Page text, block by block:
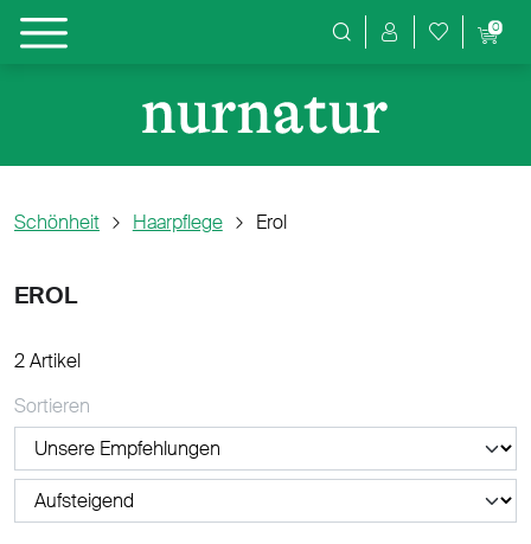
Produktsuche
0
Schönheit Haarpflege Erol
EROL
2 Artikel
Sortieren